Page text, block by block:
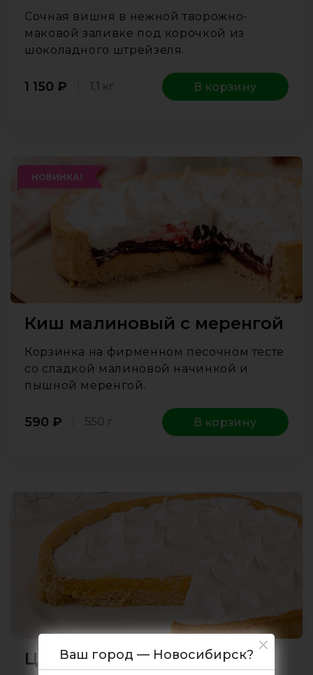
Сочная вишня в нежной творожно-
маковой заливке под корочкой из
шоколадного штрейзеля.
1 150 ₽ 1,1 кг В корзину
НОВИНКА!
Киш малиновый с меренгой
Корзинка на фирменном песочном тесте
со сладкой малиновой начинкой и
пышной меренгой.
590 ₽ 550 г В корзину
Цитрусовый пирог с
Ваш город — Новосибирск?